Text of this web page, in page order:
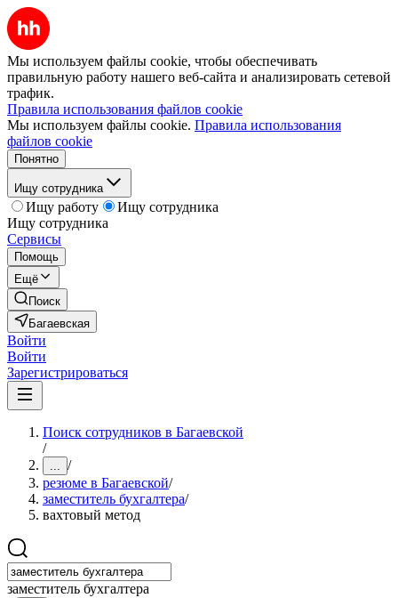
Мы используем файлы cookie, чтобы обеспечивать
правильную работу нашего веб-сайта и анализировать сетевой
трафик.
Правила использования файлов cookie
Мы используем файлы cookie. Правила использования
файлов cookie
Понятно
Ищу сотрудника
Ищу работу
Ищу сотрудника
Ищу сотрудника
Сервисы
Помощь
Ещё
Поиск
Багаевская
Войти
Войти
Зарегистрироваться
Поиск сотрудников в Багаевской
/
... /
резюме в Багаевской/
заместитель бухгалтера/
вахтовый метод
заместитель бухгалтера